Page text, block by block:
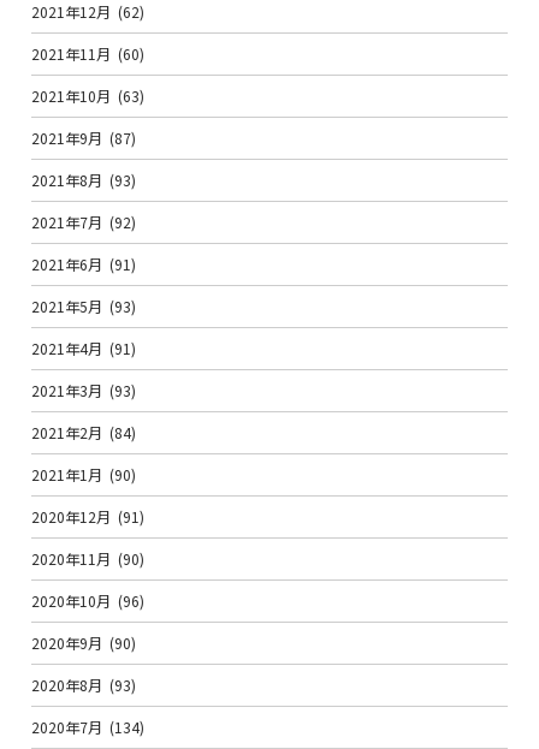
2021年12月 (62)
2021年11月 (60)
2021年10月 (63)
2021年9月 (87)
2021年8月 (93)
2021年7月 (92)
2021年6月 (91)
2021年5月 (93)
2021年4月 (91)
2021年3月 (93)
2021年2月 (84)
2021年1月 (90)
2020年12月 (91)
2020年11月 (90)
2020年10月 (96)
2020年9月 (90)
2020年8月 (93)
2020年7月 (134)